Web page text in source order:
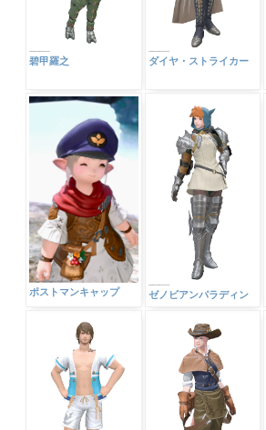
碧甲羅之 ダイヤ・ストライカー
ポストマンキャップ ゼノビアンパラディン